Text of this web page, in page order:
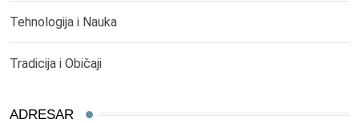
Tehnologija i Nauka
Tradicija i Običaji
ADRESAR